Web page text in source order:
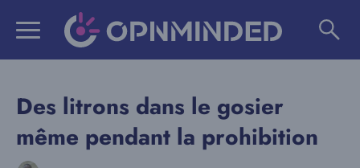
Des litrons dans le gosier
même pendant la prohibition